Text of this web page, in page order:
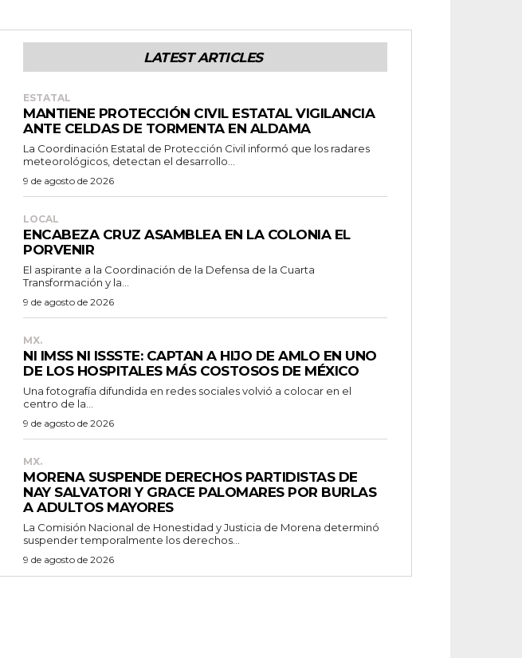
LATEST ARTICLES
ESTATAL
MANTIENE PROTECCIÓN CIVIL ESTATAL VIGILANCIA
ANTE CELDAS DE TORMENTA EN ALDAMA
La Coordinación Estatal de Protección Civil informó que los radares
meteorológicos, detectan el desarrollo...
9 de agosto de 2026
LOCAL
ENCABEZA CRUZ ASAMBLEA EN LA COLONIA EL
PORVENIR
El aspirante a la Coordinación de la Defensa de la Cuarta
Transformación y la...
9 de agosto de 2026
MX.
NI IMSS NI ISSSTE: CAPTAN A HIJO DE AMLO EN UNO
DE LOS HOSPITALES MÁS COSTOSOS DE MÉXICO
Una fotografía difundida en redes sociales volvió a colocar en el
centro de la...
9 de agosto de 2026
MX.
MORENA SUSPENDE DERECHOS PARTIDISTAS DE
NAY SALVATORI Y GRACE PALOMARES POR BURLAS
A ADULTOS MAYORES
La Comisión Nacional de Honestidad y Justicia de Morena determinó
suspender temporalmente los derechos...
9 de agosto de 2026